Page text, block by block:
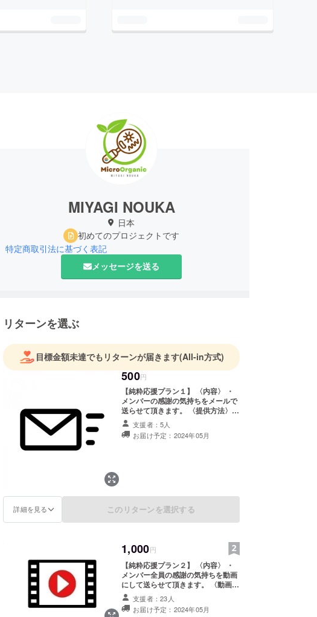
MIYAGI NOUKA
日本
初めてのプロジェクトです
特定商取引法に基づく表記
メッセージを送る
リターンを選ぶ
目標金額未達でもリターンが届きます(All-in方式)
500円
【純粋応援プラン１】 〈内容〉 ・
メンバーの感謝の気持ちをメールで
送らせて頂きます。 〈提供方法〉
・電子メールを送付
支援者：5人
お届け予定：2024年05月
詳細を見る このリターンを選択する
1,000円
【純粋応援プラン２】 〈内容〉 ・
メンバー全員の感謝の気持ちを動画
にして送らせて頂きます。 〈動画の
収録時間〉 ・合計 5分程度 〈提供方
法〉 ・お礼のメールにて視聴URLを
送付
支援者：23人
お届け予定：2024年05月